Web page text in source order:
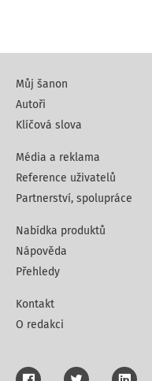
Můj šanon
Autoři
Klíčová slova
Média a reklama
Reference uživatelů
Partnerství, spolupráce
Nabídka produktů
Nápověda
Přehledy
Kontakt
O redakci